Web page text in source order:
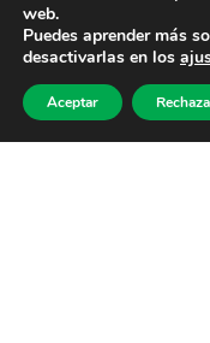
web.
Puedes aprender más
desactivarlas en los
Aceptar